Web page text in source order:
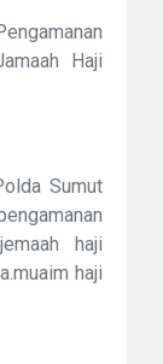
Haji
Sumut
haji
haji